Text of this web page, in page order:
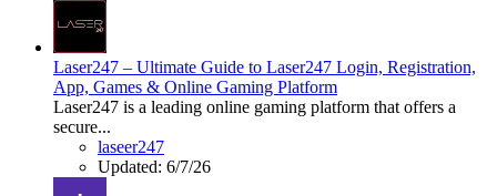
Laser247 – Ultimate Guide to Laser247 Login, Registration,
App, Games & Online Gaming Platform
Laser247 is a leading online gaming platform that offers a
secure...
laseer247
Updated: 6/7/26